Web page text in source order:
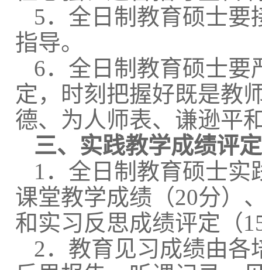
5．全日制教育硕士
指导。
6．全日制教育硕士要
定，时刻把握好既是教
德、为人师表、谦逊平
三、实践教学成绩评定
1．全日制教育硕士实
课堂教学成绩（20分）
和实习反思成绩评定（
2．教育见习成绩由各